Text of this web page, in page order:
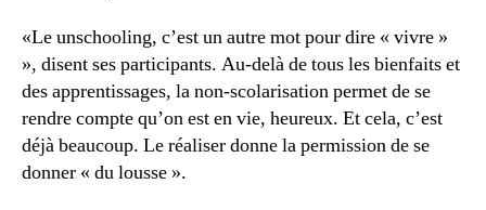
«Le unschooling, c’est un autre mot pour dire « vivre »
», disent ses participants. Au-delà de tous les bienfaits et
des apprentissages, la non-scolarisation permet de se
rendre compte qu’on est en vie, heureux. Et cela, c’est
déjà beaucoup. Le réaliser donne la permission de se
donner « du lousse ».